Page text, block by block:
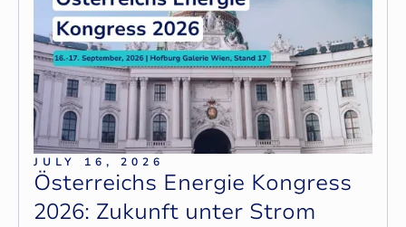
JULY 16, 2026
Österreichs Energie Kongress
2026: Zukunft unter Strom